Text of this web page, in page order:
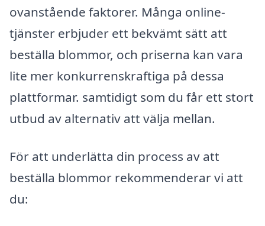
ovanstående faktorer. Många online-
tjänster erbjuder ett bekvämt sätt att
beställa blommor, och priserna kan vara
lite mer konkurrenskraftiga på dessa
plattformar. samtidigt som du får ett stort
utbud av alternativ att välja mellan.
För att underlätta din process av att
beställa blommor rekommenderar vi att
du: